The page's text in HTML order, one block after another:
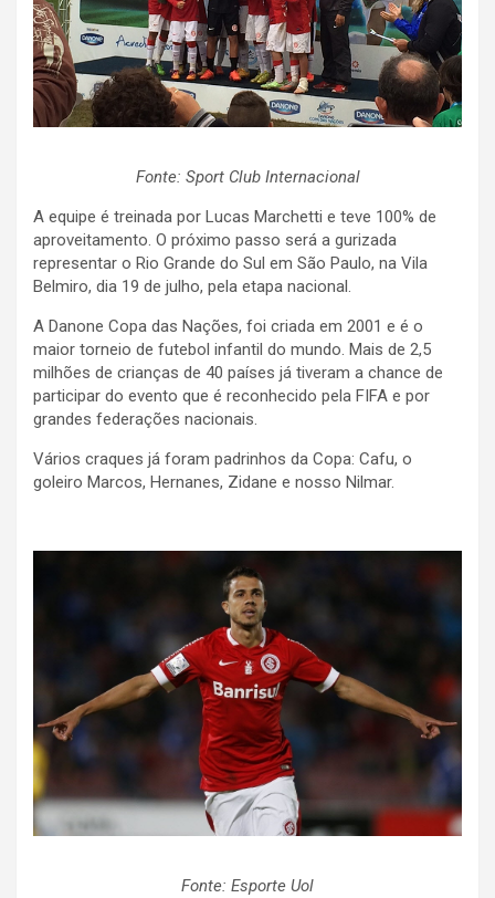
Fonte: Sport Club Internacional
A equipe é treinada por Lucas Marchetti e teve 100% de
aproveitamento. O próximo passo será a gurizada
representar o Rio Grande do Sul em São Paulo, na Vila
Belmiro, dia 19 de julho, pela etapa nacional.
A Danone Copa das Nações, foi criada em 2001 e é o
maior torneio de futebol infantil do mundo. Mais de 2,5
milhões de crianças de 40 países já tiveram a chance de
participar do evento que é reconhecido pela FIFA e por
grandes federações nacionais.
Vários craques já foram padrinhos da Copa: Cafu, o
goleiro Marcos, Hernanes, Zidane e nosso Nilmar.
Fonte: Esporte Uol